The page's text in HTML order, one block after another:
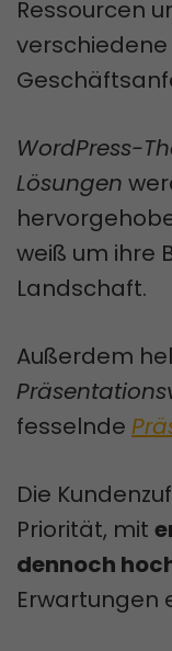
Ressourcen
WordPress-
Lösungen
weiß um ihre
Landschaft.
Außerdem
fesselnde
Die
Priorität, mit
dennoch
Erwartungen